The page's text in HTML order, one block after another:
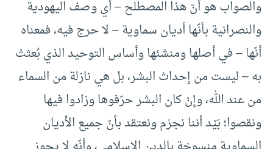
والصواب هو أنّ هذا المصطلح – أي وصف اليهودية
والنصرانية بأنّها أديان سماوية – لا حرج فيه، فمعناه
أنّها – في أصلها ومنشئها وأساس التوحيد الذي بُعثتْ
به – ليست من إحداث البشر، بل هي نازلة من السماء
من عند الله، وإنْ كان البشر حرّفوها وزادوا فيها
ونقصوا؛ بَيْد أننا نجزم ونعتقد بأنّ جميع الأديان